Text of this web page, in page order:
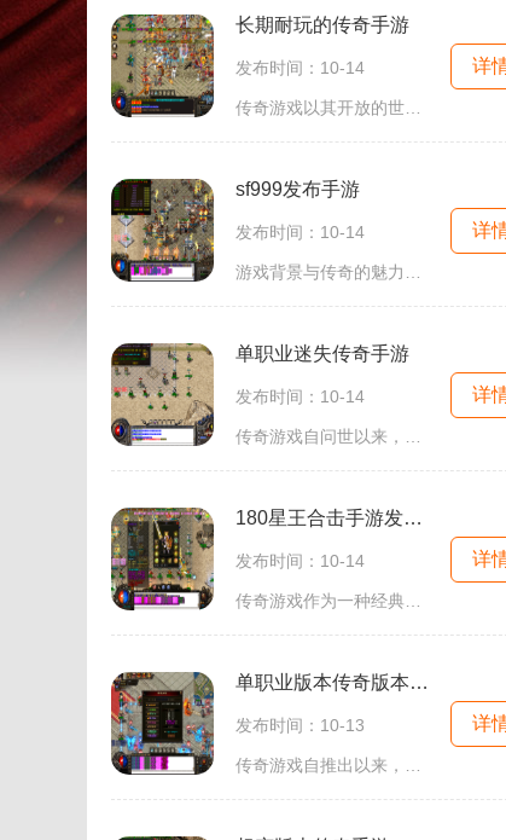
长期耐玩的传奇手游
发布时间：10-14 详
sf999发布手游
发布时间：10-14 详
单职业迷失传奇手游
发布时间：10-14 详
180星王合击手游发布网
发布时间：10-14 详
单职业版本传奇版本手游
发布时间：10-13 详